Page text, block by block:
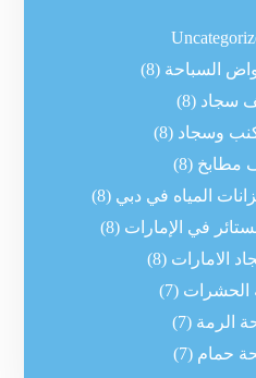
السباحة (8)
سجاد (8)
وسجاد (8)
مطابخ (8)
المياه في دبي (8)
في الإمارات (8)
الامارات (8)
الحشرات (7)
الرمة (7)
حمام (7)